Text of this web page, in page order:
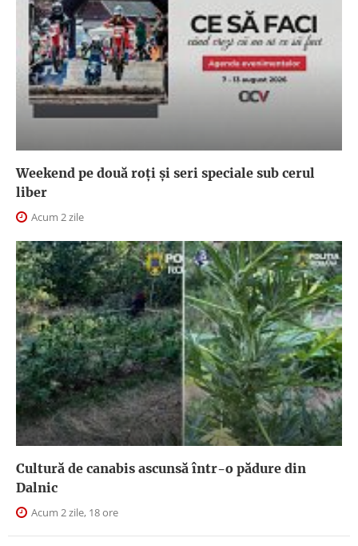
Weekend pe două roți și seri speciale sub cerul
liber
Acum 2 zile
Cultură de canabis ascunsă într-o pădure din
Dalnic
Acum 2 zile, 18 ore